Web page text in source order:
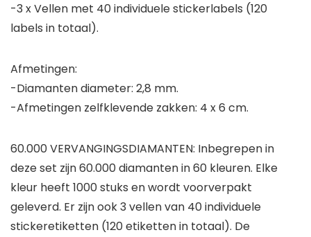
-3 x Vellen met 40 individuele stickerlabels (120
labels in totaal).
Afmetingen:
-Diamanten diameter: 2,8 mm.
-Afmetingen zelfklevende zakken: 4 x 6 cm.
60.000 VERVANGINGSDIAMANTEN: Inbegrepen in
deze set zijn 60.000 diamanten in 60 kleuren. Elke
kleur heeft 1000 stuks en wordt voorverpakt
geleverd. Er zijn ook 3 vellen van 40 individuele
stickeretiketten (120 etiketten in totaal). De